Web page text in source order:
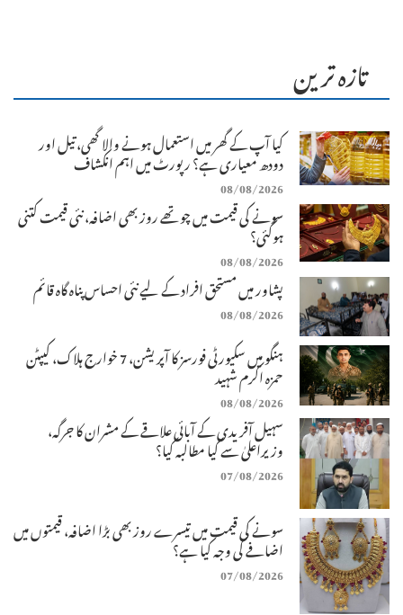
تازہ ترین
کیا آپ کے گھر میں استعمال ہونے والا گھی، تیل اور
دودھ معیاری ہے؟ رپورٹ میں اہم انکشاف
08/08/2026
سونے کی قیمت میں چوتھے روز بھی اضافہ، نئی قیمت کتنی
ہوگئی؟
08/08/2026
پشاور میں مستحق افراد کے لیے نئی احساس پناہ گاہ قائم
08/08/2026
ہنگو میں سکیورٹی فورسز کا آپریشن، 7 خوارج ہلاک، کیپٹن
حمزہ اکرم شہید
08/08/2026
سہیل آفریدی کے آبائی علاقے کے مشران کا جرگہ،
وزیراعلیٰ سے کیا مطالبہ کیا؟
07/08/2026
سونے کی قیمت میں تیسرے روز بھی بڑا اضافہ، قیمتوں میں
اضافے کی وجہ کیا ہے؟
07/08/2026